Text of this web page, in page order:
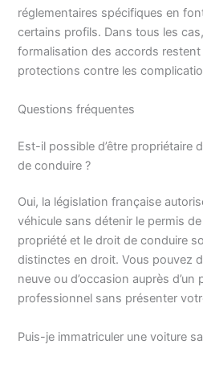
réglementaires spécifiques en
certains profils. Dans tous les
formalisation des accords restent
protections contre les
Questions fréquentes
Est-il possible d’être propriétaire
de conduire ?
Oui, la législation française
véhicule sans détenir le permis de
propriété et le droit de conduire
distinctes en droit. Vous pouvez
neuve ou d’occasion auprès d’un
professionnel sans présenter
Puis-je immatriculer une voiture